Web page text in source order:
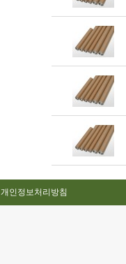
개인정보처리방침